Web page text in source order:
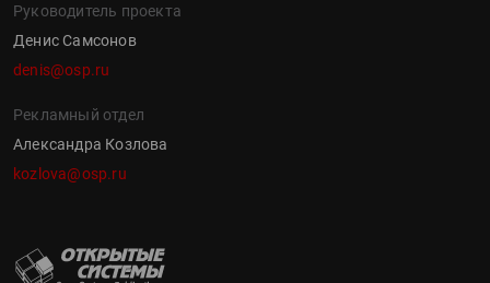
Руководитель проекта
Денис Самсонов
denis@osp.ru
Рекламный отдел
Александра Козлова
kozlova@osp.ru